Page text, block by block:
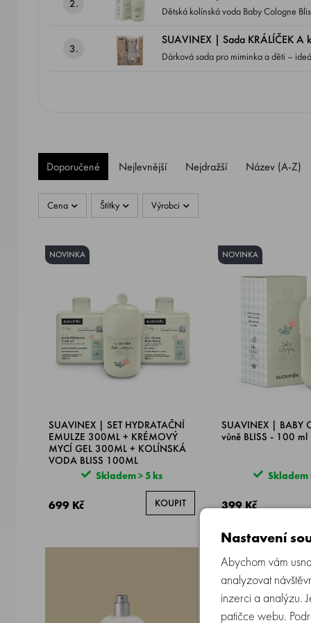
miminka.
2.
Dětská kolínská voda Baby Cologne Bliss
3.
SUAVINEX | Sada KRÁLÍČEK A
Dárková sada pro miminka a děti – ideální jako dárek pro novorozence.
prvního dne. Dermatologicky testována a vhodná i pro citlivou pokožku.
Doporučené Nejlevnější Nejdražší Název (A-Z)
Cena Štítky Výrobci
NOVINKA
SUAVINEX | SET HYDRATAČNÍ
EMULZE 300ML + KRÉMOVÝ
MYCÍ GEL 300ML + KOLÍNSKÁ
VODA BLISS 100ML
Skladem > 5 ks
699 Kč KOUPIT
NOVINKA
SUAVINEX | BABY
vůně BLISS - 100 ml
Skladem
399 Kč
Nastavení
Abychom vám
analyzovat
inzerci a analýzu.
patičce webu.